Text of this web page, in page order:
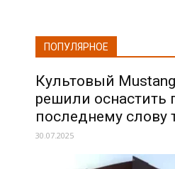
ПОПУЛЯРНОЕ
Культовый
решили оснастить
последнему слову
30.07.2025